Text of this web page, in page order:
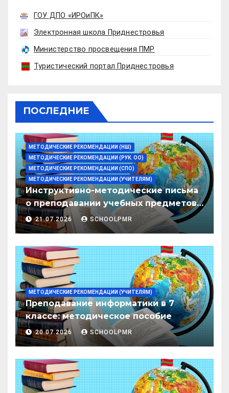
ГОУ ДПО «ИРОиПК»
Электронная школа Приднестровья
Министерство просвещения ПМР
Туристический портал Приднестровья
ПОСЛЕДНИЕ
МЕТОДИЧЕСКИЕ РЕКОМЕНДАЦИИ (НШ)
МЕТОДИЧЕСКИЕ РЕКОМЕНДАЦИИ (РУК. ОО)
МЕТОДИЧЕСКИЕ РЕКОМЕНДАЦИИ (СПО)
МЕТОДИЧЕСКИЕ РЕКОМЕНДАЦИИ (УЧИТЕЛЯМ)
Инструктивно-методические письма
о преподавании учебных предметов/
дисциплин в организациях
образования ПМР на 2026/27 уч. год
21.07.2026 SCHOOLPMR
МЕТОДИЧЕСКИЕ РЕКОМЕНДАЦИИ (УЧИТЕЛЯМ)
Преподавание информатики в 7
классе: методическое пособие
20.07.2026 SCHOOLPMR